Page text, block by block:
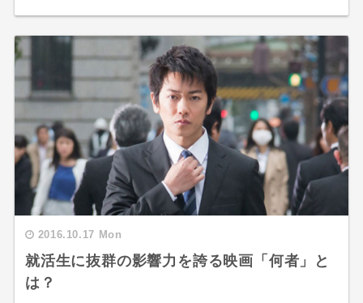
2016.10.17 Mon
就活生に抜群の影響力を誇る映画「何者」と
は？